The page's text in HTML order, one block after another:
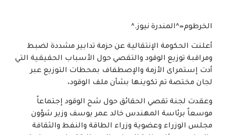
الخرطوم=^المندرة نيوز.^
أعلنت الحكومة الإنتقالية عن حزمة تدابير مشددة لضبط
ومراقبة توزيع الوقود والتقصي حول الأسباب الحقيقية التي
أدت إستمراى الأزمة والإصطفاف بمحطات التوزيع عبر
لجان مختصة تم تكوينها بشأن ملف الوقود،
وعقدت لجنة تقصي الحقائق حول شح الوقود إجتماعاً
موسعاً برئاسة المهندس خالد عمر يوسف وزير شؤون
مجلس الوزراء وعضوية وزراء الطاقة والنفط والثقافة